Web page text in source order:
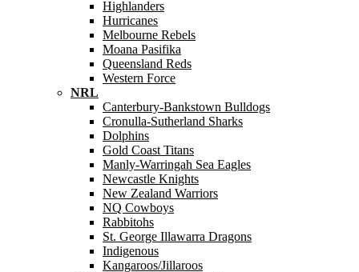
Highlanders
Hurricanes
Melbourne Rebels
Moana Pasifika
Queensland Reds
Western Force
NRL
Canterbury-Bankstown Bulldogs
Cronulla-Sutherland Sharks
Dolphins
Gold Coast Titans
Manly-Warringah Sea Eagles
Newcastle Knights
New Zealand Warriors
NQ Cowboys
Rabbitohs
St. George Illawarra Dragons
Indigenous
Kangaroos/Jillaroos